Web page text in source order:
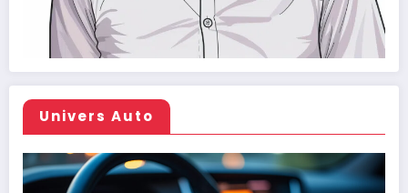
Univers Auto